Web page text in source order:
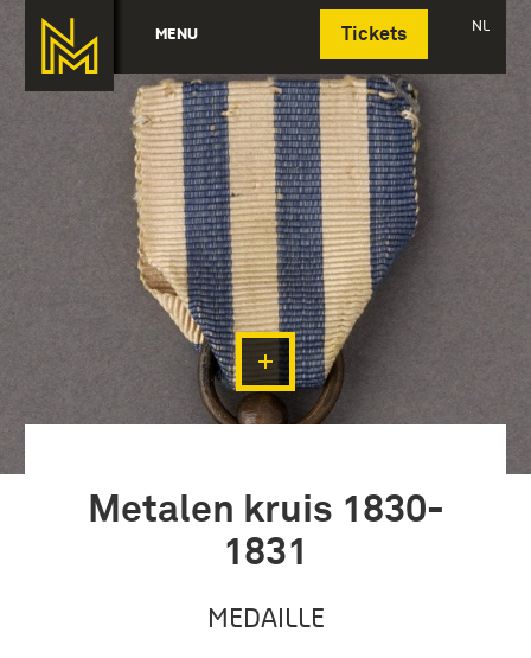
MENU Tickets NL
Deutsch
Metalen kruis 1830-
1831
MEDAILLE